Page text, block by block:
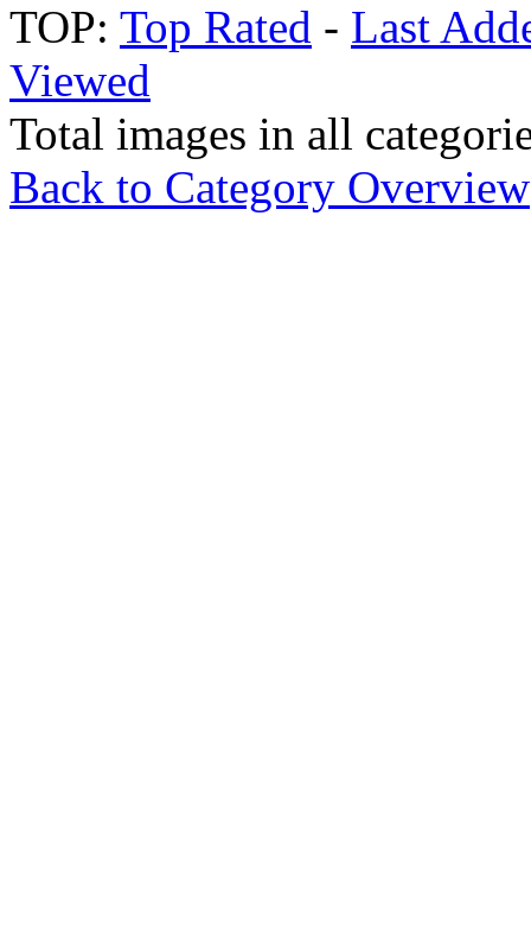
TOP: Top Rated - Last
Viewed
Total images in all
Back to Category Overview